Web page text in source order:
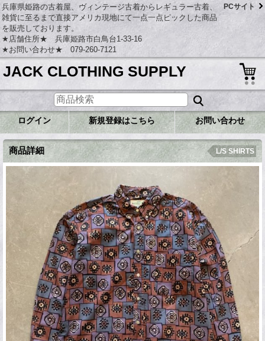
兵庫県姫路の古着屋、ヴィンテージ古着からレギュラー古着、
雑貨に至るまで直接アメリカ現地にて一点一点ピックした商品
を販売しております。
★店舗住所★ 兵庫姫路市白鳥台1-33-16
★お問い合わせ★ 079-260-7121
PCサイト
JACK CLOTHING SUPPLY
ログイン 新規登録はこちら お問い合わせ
商品詳細 L/S SHIRTS